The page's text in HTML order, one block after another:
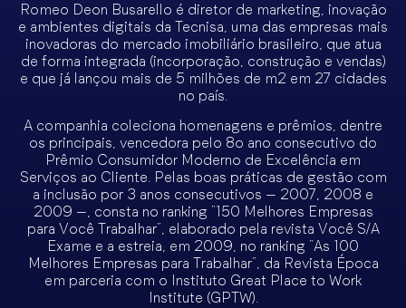
Romeo Deon Busarello é diretor de marketing, inovação
e ambientes digitais da Tecnisa, uma das empresas mais
inovadoras do mercado imobiliário brasileiro, que atua
de forma integrada (incorporação, construção e vendas)
e que já lançou mais de 5 milhões de m2 em 27 cidades
no país.
A companhia coleciona homenagens e prêmios, dentre
os principais, vencedora pelo 8o ano consecutivo do
Prêmio Consumidor Moderno de Excelência em
Serviços ao Cliente. Pelas boas práticas de gestão com
a inclusão por 3 anos consecutivos – 2007, 2008 e
2009 –, consta no ranking “150 Melhores Empresas
para Você Trabalhar”, elaborado pela revista Você S/A
Exame e a estreia, em 2009, no ranking “As 100
Melhores Empresas para Trabalhar”, da Revista Época
em parceria com o Instituto Great Place to Work
Institute (GPTW).